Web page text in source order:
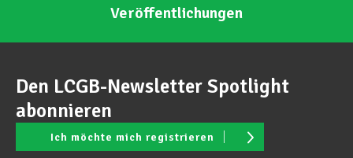
Veröffentlichungen
Den LCGB-Newsletter Spotlight
abonnieren
Ich möchte mich registrieren